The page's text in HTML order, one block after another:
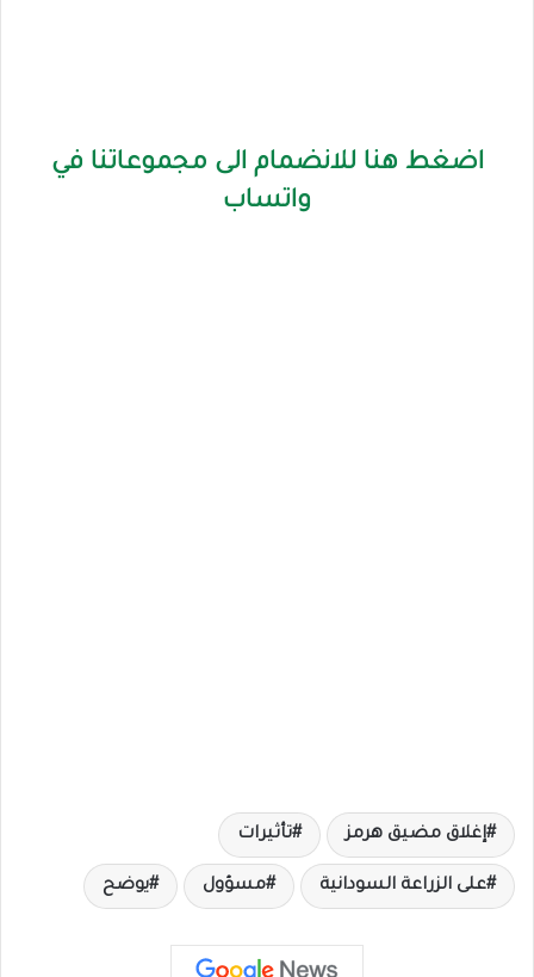
اضغط هنا للانضمام الى مجموعاتنا في
واتساب
إغلاق مضيق هرمز تأثيرات
على الزراعة السودانية مسؤول يوضح